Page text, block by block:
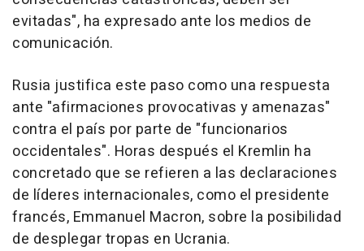
evitadas", ha expresado ante los medios de
comunicación.
Rusia justifica este paso como una respuesta
ante "afirmaciones provocativas y amenazas"
contra el país por parte de "funcionarios
occidentales". Horas después el Kremlin ha
concretado que se refieren a las declaraciones
de líderes internacionales, como el presidente
francés, Emmanuel Macron, sobre la posibilidad
de desplegar tropas en Ucrania.